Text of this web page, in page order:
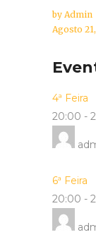
by Admin
Agosto
4ª Feira
20:00 -
6ª Feira
20:00 -